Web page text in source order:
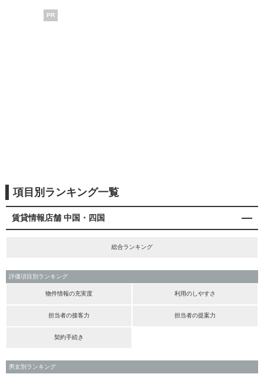
PR
項目別ランキング一覧
賃貸情報店舗 中国・四国
総合ランキング
評価項目別ランキング
物件情報の充実度 利用のしやすさ
担当者の接客力 担当者の提案力
契約手続き
男女別ランキング